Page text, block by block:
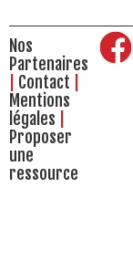
Nos
Partenaires
Contact
Mentions
légales
Proposer
une
ressource